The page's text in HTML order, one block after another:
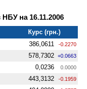
на 16.11.2006
Курс (грн.)
386,0611 -0.2270
578,7302 +0.0663
0,0236 0.0000
443,3132 -0.1959